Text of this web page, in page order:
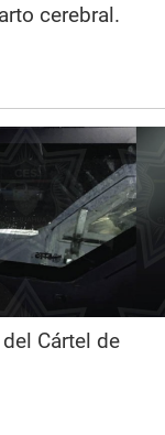
cerebral.
Cártel de